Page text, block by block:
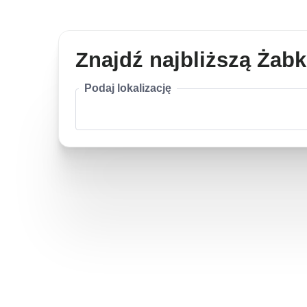
Znajdź najbliższą
Podaj lokalizację